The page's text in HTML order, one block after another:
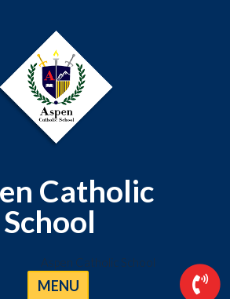
Catholic
School
Aspen Catholic School
MENU